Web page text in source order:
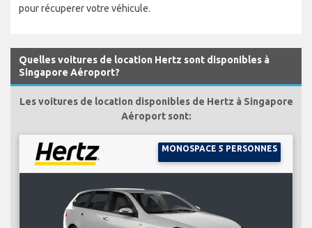
pour récuperer votre véhicule.
Quelles voitures de location Hertz sont disponibles à
Singapore Aéroport?
Les voitures de location disponibles de Hertz à Singapore
Aéroport sont:
MONOSPACE 5 PERSONNES